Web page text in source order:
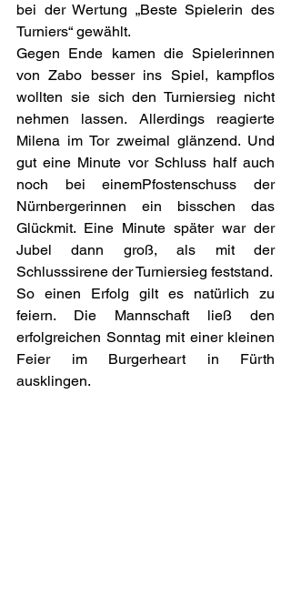
bei der Wertung „Beste Spielerin des
Turniers“ gewählt.
Gegen Ende kamen die Spielerinnen
von Zabo besser ins Spiel, kampflos
wollten sie sich den Turniersieg nicht
nehmen lassen. Allerdings reagierte
Milena im Tor zweimal glänzend. Und
gut eine Minute vor Schluss half auch
noch bei einemPfostenschuss der
Nürnbergerinnen ein bisschen das
Glückmit. Eine Minute später war der
Jubel dann groß, als mit der
Schlusssirene der Turniersieg feststand.
So einen Erfolg gilt es natürlich zu
feiern. Die Mannschaft ließ den
erfolgreichen Sonntag mit einer kleinen
Feier im Burgerheart in Fürth
ausklingen.